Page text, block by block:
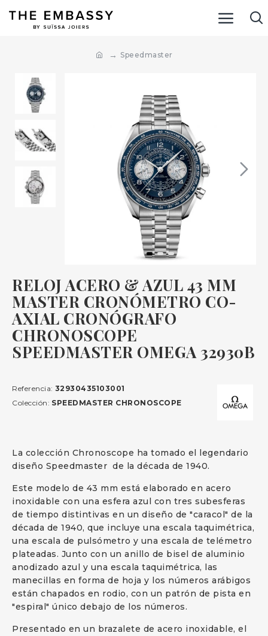
Speedmaster
RELOJ ACERO & AZUL 43 MM
MASTER CRONÓMETRO CO-
AXIAL CRONÓGRAFO
CHRONOSCOPE
SPEEDMASTER OMEGA 32930B
La colección Chronoscope ha tomado el legendario
diseño Speedmaster de la década de 1940.
Este modelo de 43 mm está elaborado en acero
inoxidable con una esfera azul con tres subesferas
de tiempo distintivas en un diseño de "caracol" de la
década de 1940, que incluye una escala taquimétrica,
una escala de pulsómetro y una escala de telémetro
plateadas. Junto con un anillo de bisel de aluminio
anodizado azul y una escala taquimétrica, las
manecillas en forma de hoja y los números arábigos
están chapados en rodio, con un patrón de pista en
"espiral" único debajo de los números.
Presentado en un brazalete de acero inoxidable, el
Referencia: 32930435103001
Colección: SPEEDMASTER CHRONOSCOPE